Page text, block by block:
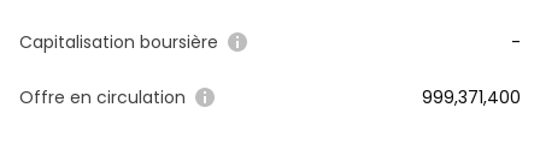
Capitalisation boursière -
Offre en circulation 999,371,400